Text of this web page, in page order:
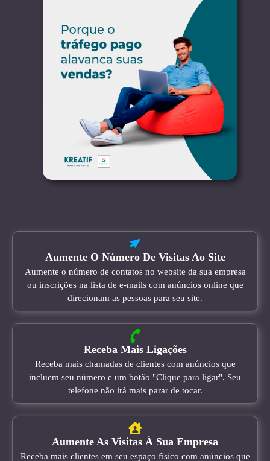
Aumente O Número De Visitas Ao Site
Aumente o número de contatos no website da sua empresa
ou inscrições na lista de e-mails com anúncios online que
direcionam as pessoas para seu site.
Receba Mais Ligações
Receba mais chamadas de clientes com anúncios que
incluem seu número e um botão "Clique para ligar". Seu
telefone não irá mais parar de tocar.
Aumente As Visitas À Sua Empresa
Receba mais clientes em seu espaço físico com anúncios que